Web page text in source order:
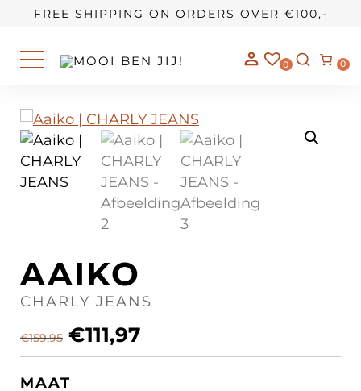
FREE SHIPPING ON ORDERS OVER €100,-
0 0
OUR STORY
AAIKO
CHARLY JEANS
€159,95 €111,97
MAAT